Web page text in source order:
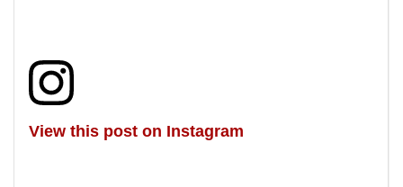
View this post on Instagram